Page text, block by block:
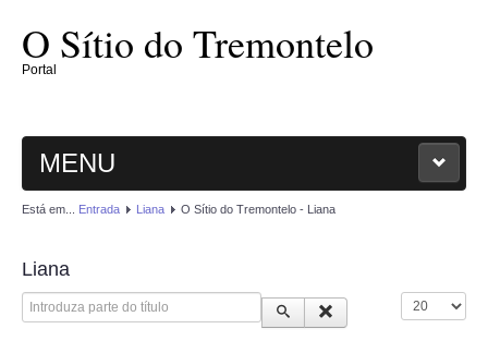
O Sítio do Tremontelo
Portal
MENU
ENTRADA
O SÍTIO
PLANTAE
Está em... Entrada Liana O Sítio do Tremontelo - Liana
Liana
Introduza parte do título Qtd. a mostrar